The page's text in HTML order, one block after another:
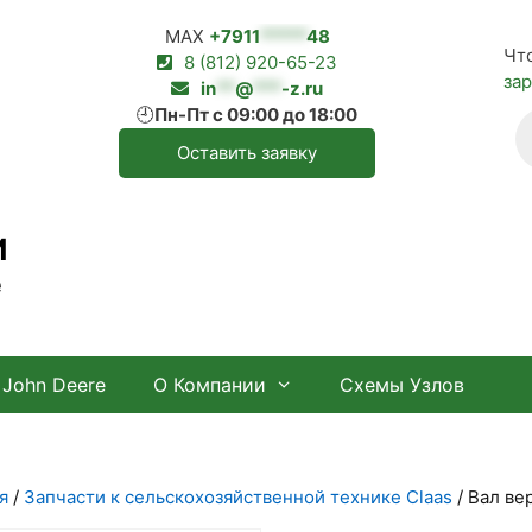
MAX +7911 *****48
8 (812) 920-65-23
in ** @ *** -z.ru
🕘Пн-Пт с 09:00 до 18:00
Оставить заявку
John Deere О Компании Схемы Узлов
/ Запчасти к сельскохозяйственной технике Claas / Вал